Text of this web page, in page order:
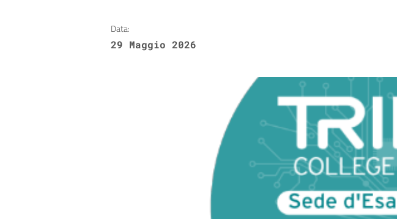
Data:
29 Maggio 2026